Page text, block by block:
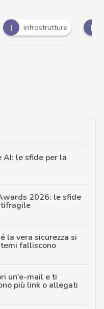
I infrastrutture I
le sfide per la
2026: le sfide
la vera sicurezza si
falliscono
un’e-mail e ti
più link o allegati